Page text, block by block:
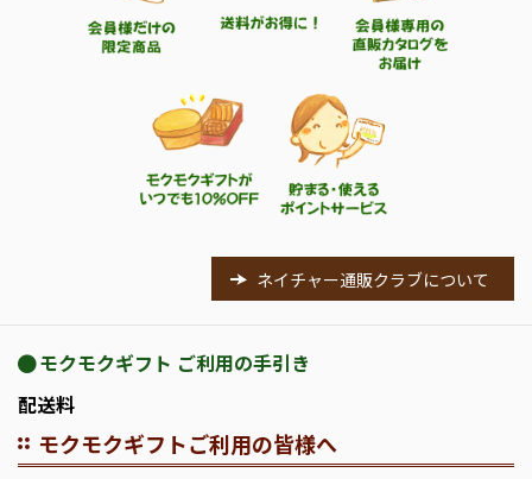
ネイチャー通販クラブについて
モクモクギフト ご利用の手引き
配送料
モクモクギフトご利用の皆様へ